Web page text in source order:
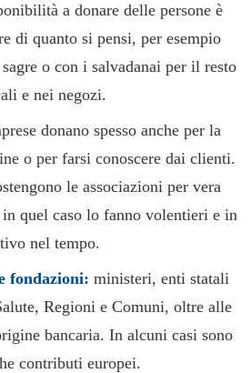
a donare delle persone è
di quanto si pensi, per esempio
o con i salvadanai per il resto
e nei negozi.
donano spesso anche per la
o per farsi conoscere dai clienti.
le associazioni per vera
quel caso lo fanno volentieri e in
nel tempo.
fondazioni: ministeri, enti statali
Regioni e Comuni, oltre alle
bancaria. In alcuni casi sono
contributi europei.